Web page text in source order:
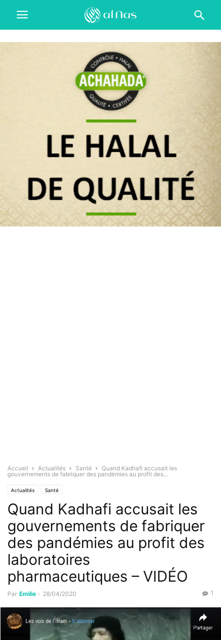
Accueil Actualités Santé
Quand Kadhafi accusait les
gouvernements de fabriquer des pandémies au profit des...
Actualités Santé
Quand Kadhafi accusait les
gouvernements de fabriquer
des pandémies au profit des
laboratoires
pharmaceutiques – VIDÉO
Par Emilie - 28/04/2020 1